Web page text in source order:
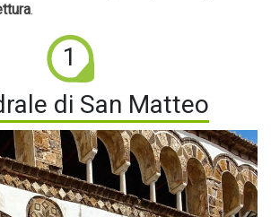
.
1
di San Matteo